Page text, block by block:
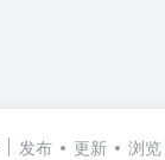
发布 更新 浏览